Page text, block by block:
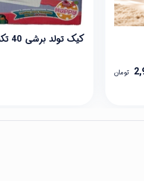
تومان
کیک تولد برشی 40 تکه